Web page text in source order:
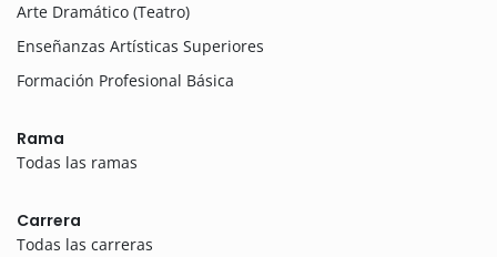
Arte Dramático (Teatro)
Enseñanzas Artísticas Superiores
Formación Profesional Básica
Rama
Todas las ramas
Carrera
Todas las carreras